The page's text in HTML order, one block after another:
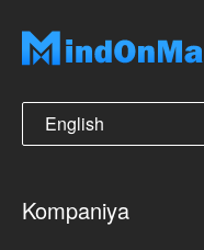
English
Kompaniya